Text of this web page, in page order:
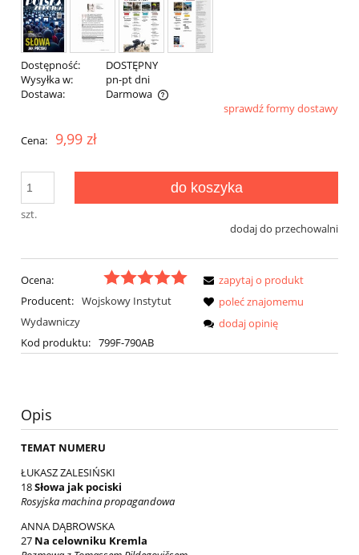
Dostępność:
DOSTĘPNY
Wysyłka w:
pn-pt dni
Dostawa:
Darmowa
Cena nie zawiera ewentualnych kosztów płatnościsprawdź formy dostawy
Cena: 9,99 zł
szt.
do koszyka
dodaj do przechowalni
Ocena:
Producent: Wojskowy Instytut
Wydawniczy
Kod produktu: 799F-790AB
zapytaj o produkt
poleć znajomemu
dodaj opinię
Opis
TEMAT NUMERU
ŁUKASZ ZALESIŃSKI
18Słowa jak pociski
Rosyjska machina propagandowa
ANNA DĄBROWSKA
27 Na celowniku Kremla